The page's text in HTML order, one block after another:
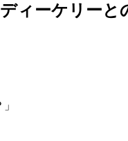
ィーケリーと